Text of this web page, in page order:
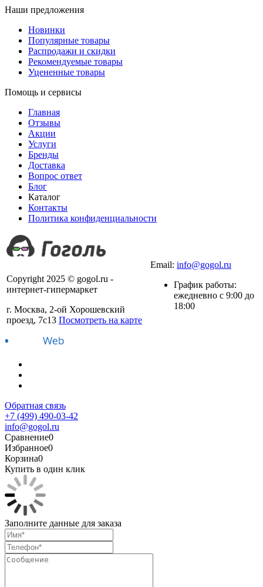
Наши предложения
Новинки
Популярные товары
Распродажи и скидки
Рекомендуемые товары
Уцененные товары
Помощь и сервисы
Главная
Отзывы
Акции
Услуги
Бренды
Доставка
Вопрос ответ
Блог
Каталог
Контакты
Политика конфиденциальности
Copyright 2025 © gogol.ru -
интернет-гипермаркет
г. Москва, 2-ой Хорошевский
проезд, 7с13 Посмотреть на карте
Email: info@gogol.ru
График работы:
ежедневно с 9:00 до
18:00
Обратная связь
+7 (499) 490-03-42
info@gogol.ru
Сравнение0
Избранное0
Корзина0
Купить в один клик
Заполните данные для заказа